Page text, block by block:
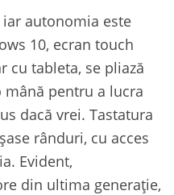
autonomia este
10, ecran touch
cu tableta, se pliază
pentru a lucra
dacă vrei. Tastatura
rânduri, cu acces
Evident,
din ultima generație,